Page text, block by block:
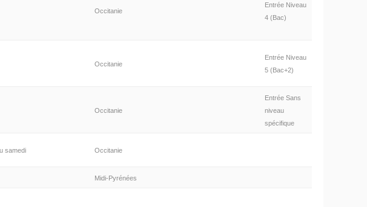
Occitanie
Entrée Niveau
4 (Bac)
Occitanie
Entrée Niveau
5 (Bac+2)
Occitanie
Entrée Sans
niveau
spécifique
samedi Occitanie
Midi-Pyrénées